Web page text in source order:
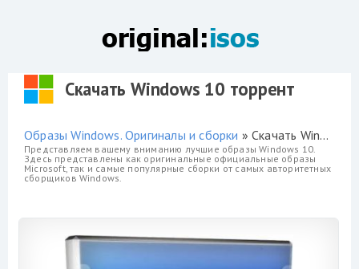
Скачать Windows 10 торрент
Образы Windows. Оригиналы и сборки » Скачать Windows 10 торрент
Представляем вашему вниманию лучшие образы Windows 10.
Здесь представлены как оригинальные официальные образы
Microsoft, так и самые популярные сборки от самых авторитетных
сборщиков Windows.